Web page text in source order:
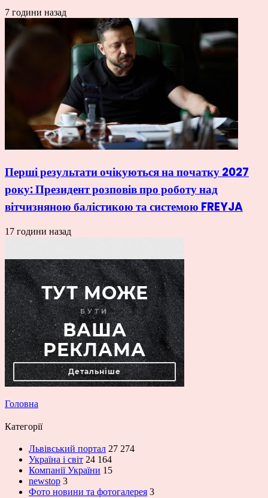
7 години назад
Перші результати очікуються на початку 2027
року: Президент розповів про роботу над
вітчизняною балістикою та системою FREYJA
17 години назад
Головна
Категорії
Львівський портал 27 274
Україна і світ 24 164
Компанії України 15
newstop 3
Фото новини та фотогалерея 3